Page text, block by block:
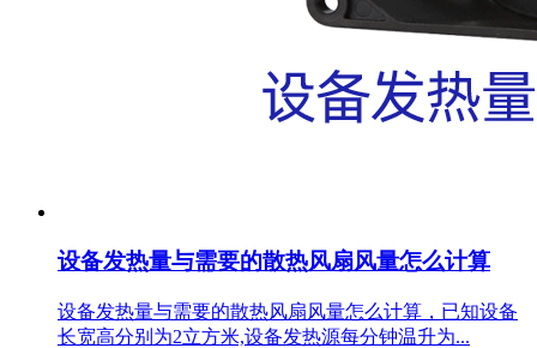
设备发热量与需要的散热风扇风量怎么计算
设备发热量与需要的散热风扇风量怎么计算，已知设备
长宽高分别为2立方米,设备发热源每分钟温升为...